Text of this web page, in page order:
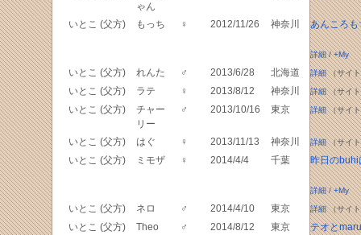
ゃん
いとこ (父方) もっち ♀ 2012/11/26 神奈川 あんころも
詳細/+My
いとこ (父方) れんた ♂ 2013/6/28 北海道 詳細（サイト
いとこ (父方) ラテ ♀ 2013/8/12 神奈川 詳細（サイト
いとこ (父方)
チャー
リー
♂ 2013/10/16 東京 詳細（サイト
いとこ (父方) はぐ ♀ 2013/11/13 神奈川 詳細（サイト
いとこ (父方) ミモザ ♀ 2014/4/4 千葉 昨日の
詳細/+My
いとこ (父方) ネロ ♂ 2014/4/10 東京 詳細（サイト
いとこ (父方) Theo ♂ 2014/8/12 東京 テオと